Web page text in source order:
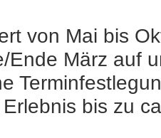
von Mai bis
Ende März auf
bis zu